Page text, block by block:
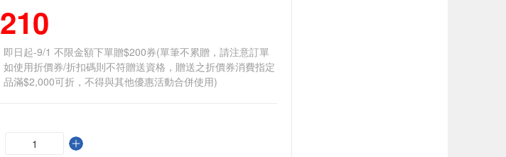
210
即日起-9/1 不限金額下單贈$200券(單筆不累贈，請注意訂單
如使用折價券/折扣碼則不符贈送資格，贈送之折價券消費指定
品滿$2,000可折，不得與其他優惠活動合併使用)